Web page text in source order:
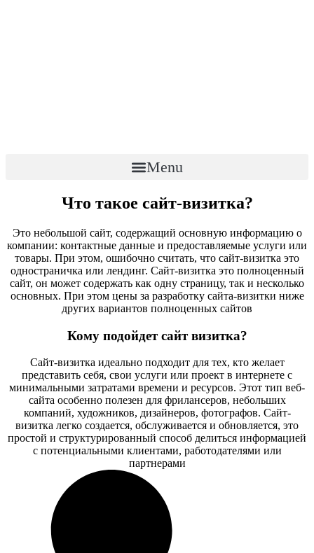
Menu
Создание сайта-визитки
Расскажите о себе Вашим клиентам!
Адаптивный сайт для эффективной рекламы и привлечения
новых клиентов.
Получить консультацию
Что такое сайт-визитка?
Это небольшой сайт, содержащий основную информацию о
компании: контактные данные и предоставляемые услуги или
товары. При этом, ошибочно считать, что сайт-визитка это
одностраничка или лендинг. Сайт-визитка это полноценный
сайт, он может содержать как одну страницу, так и несколько
основных. При этом цены за разработку сайта-визитки ниже
других вариантов полноценных сайтов
Кому подойдет сайт визитка?
Сайт-визитка идеально подходит для тех, кто желает
представить себя, свои услуги или проект в интернете с
минимальными затратами времени и ресурсов. Этот тип веб-
сайта особенно полезен для фрилансеров, небольших
компаний, художников, дизайнеров, фотографов. Сайт-
визитка легко создается, обслуживается и обновляется, это
простой и структурированный способ делиться информацией
с потенциальными клиентами, работодателями или
партнерами